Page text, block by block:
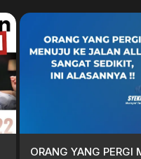
ORANG YANG PERGI